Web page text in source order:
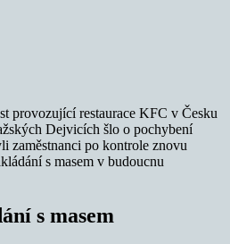
provozující restaurace KFC v Česku
Dejvicích šlo o pochybení
zaměstnanci po kontrole znovu
s masem v budoucnu
s masem